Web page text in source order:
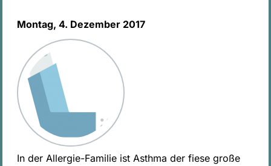
Montag, 4. Dezember 2017
In der Allergie-Familie ist Asthma der fiese große